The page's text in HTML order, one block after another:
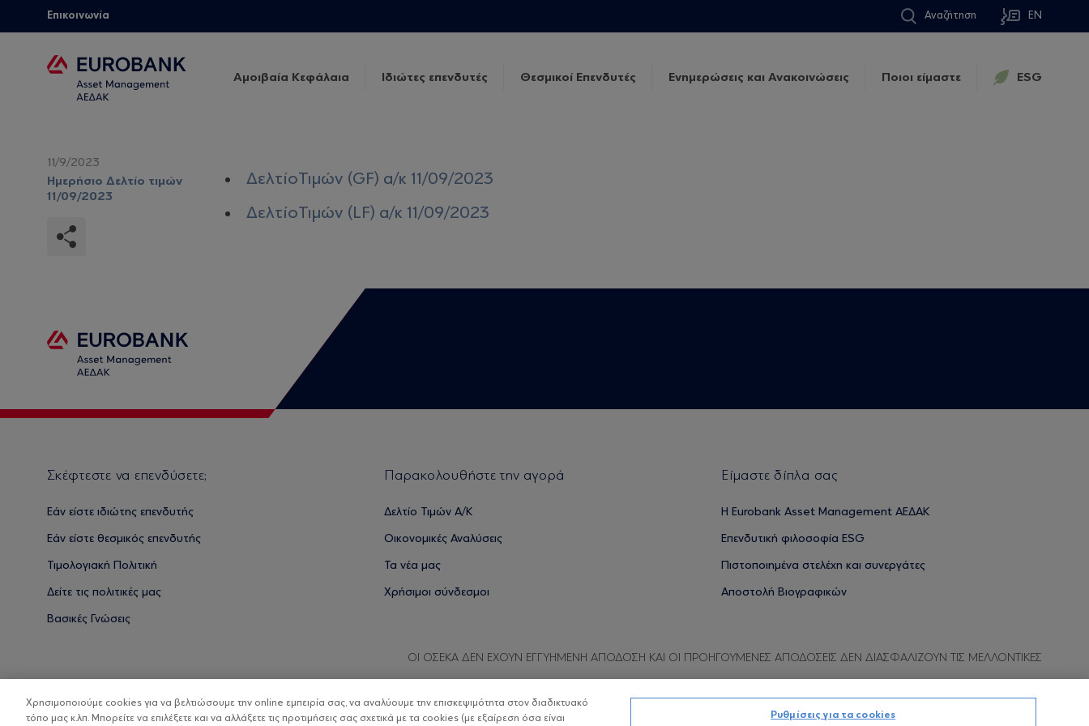
Επικοινωνία Αναζήτηση EN
Αμοιβαία Κεφάλαια Ιδιώτες επενδυτές Θεσμικοί Επενδυτές Ενημερώσεις και Ανακοινώσεις Ποιοι είμαστε ESG
11/9/2023
Ημερήσιο Δελτίο τιμών
11/09/2023
ΔελτίοΤιμών (GF) α/κ 11/09/2023
ΔελτίοΤιμών (LF) α/κ 11/09/2023
Σκέφτεστε να επενδύσετε;
Εάν είστε ιδιώτης επενδυτής
Εάν είστε θεσμικός επενδυτής
Τιμολογιακή Πολιτική
Δείτε τις πολιτικές μας
Βασικές Γνώσεις
Παρακολουθήστε την αγορά
Δελτίο Τιμών Α/Κ
Οικονομικές Αναλύσεις
Τα νέα μας
Χρήσιμοι σύνδεσμοι
Είμαστε δίπλα σας
H Eurobank Asset Management ΑΕΔΑΚ
Επενδυτική φιλοσοφία ESG
Πιστοποιημένα στελέχη και συνεργάτες
Αποστολή Βιογραφικών
ΟΙ ΟΣΕΚΑ ΔΕΝ ΕΧΟΥΝ ΕΓΓΥΗΜΕΝΗ ΑΠΟΔΟΣΗ ΚΑΙ ΟΙ ΠΡΟΗΓΟΥΜΕΝΕΣ ΑΠΟΔΟΣΕΙΣ ΔΕΝ ΔΙΑΣΦΑΛΙΖΟΥΝ ΤΙΣ ΜΕΛΛΟΝΤΙΚΕΣ
Copyright © Eurobank ΑΕΔΑΚ Προστασία Προσωπικών Δεδομένων Όροι χρήσης
Χρησιμοποιούμε cookies για να βελτιώσουμε την online εμπειρία σας, να αναλύουμε την επισκεψιμότητα στον διαδικτυακό
τόπο μας κ.λπ. Μπορείτε να επιλέξετε και να αλλάξετε τις προτιμήσεις σας σχετικά με τα cookies (με εξαίρεση όσα είναι
Ρυθμίσεις για τα cookies